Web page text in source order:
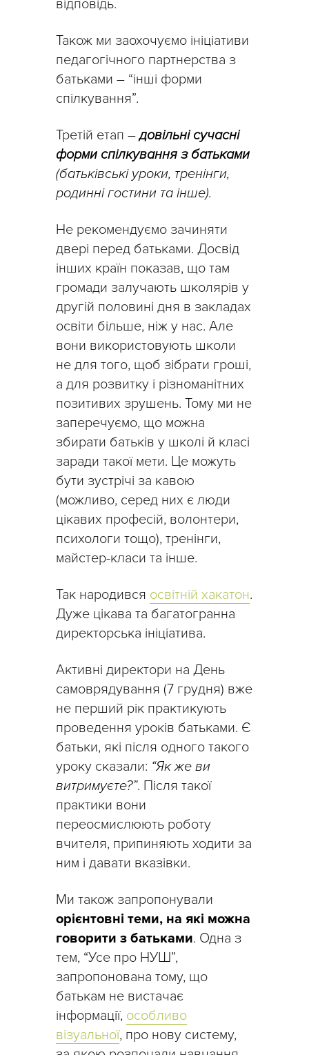
відповідь.
Також ми заохочуємо ініціативи
педагогічного партнерства з
батьками – “інші форми
спілкування”.
Третій етап – довільні сучасні
форми спілкування з батьками
(батьківські уроки, тренінги,
родинні гостини та інше).
Не рекомендуємо зачиняти
двері перед батьками. Досвід
інших країн показав, що там
громади залучають школярів у
другій половині дня в закладах
освіти більше, ніж у нас. Але
вони використовують школи
не для того, щоб зібрати гроші,
а для розвитку і різноманітних
позитивих зрушень. Тому ми не
заперечуємо, що можна
збирати батьків у школі й класі
заради такої мети. Це можуть
бути зустрічі за кавою
(можливо, серед них є люди
цікавих професій, волонтери,
психологи тощо), тренінги,
майстер-класи та інше.
Так народився освітній хакатон.
Дуже цікава та багатогранна
директорська ініціатива.
Активні директори на День
самоврядування (7 грудня) вже
не перший рік практикують
проведення уроків батьками. Є
батьки, які після одного такого
уроку сказали: “Як же ви
витримуєте?”. Після такої
практики вони
переосмислюють роботу
вчителя, припиняють ходити за
ним і давати вказівки.
Ми також запропонували
орієнтовні теми, на які можна
говорити з батьками. Одна з
тем, “Усе про НУШ”,
запропонована тому, що
батькам не вистачає
інформації, особливо
візуальної, про нову систему,